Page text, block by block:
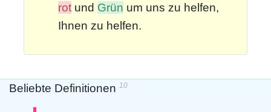
rot und Grün um uns zu helfen,
Ihnen zu helfen.
Beliebte Definitionen 10